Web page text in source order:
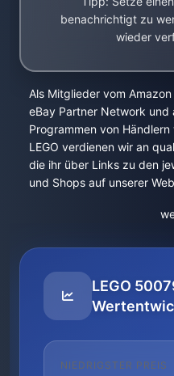
benachrichtigt zu
wieder
Als Mitglieder vom
eBay Partner Network und
Programmen von
LEGO verdienen wir an
die ihr über Links zu den
und Shops auf unserer
LEGO
NIEDRIGSTER PREIS